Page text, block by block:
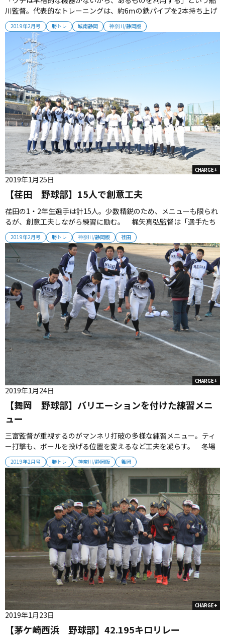
2019年2月号 勝トレ 城南静岡 神奈川/静岡版
川監督。代表的なトレーニングは、約6ｍの鉄パイプを2本持ち上げ
るもの。筋肉量がアップするだけでなく、バランス感覚も養うこと
ができる。短めの鉄パイプでは素振りも。その効果で全員のスイン
グが速くなっている。また、石柱を持って握力を鍛えるなど、工夫
を凝らしたトレーニ...
CHARGE+
2019年2月号 勝トレ 神奈川/静岡版 荏田
【荏田 野球部】15人で創意工夫
2019年1月25日
荏田の1・2年生選手は計15人。少数精鋭のため、メニューも限られ
るが、創意工夫しながら練習に励む。 梶矢真弘監督は「選手たち
の意見も聞きながら、勝つためにはどうするかを追求している」と
話す。選手のレベルに合わせた質の高い練習が、チーム強化につな
がっている。 2019年2月号掲載...
CHARGE+
2019年2月号 勝トレ 神奈川/静岡版 舞岡
【舞岡 野球部】バリエーションを付けた練習メニ
ュー
2019年1月24日
三富監督が重視するのがマンネリ打破の多様な練習メニュー。ティ
ー打撃も、ボールを投げる位置を変えるなど工夫を凝らす。 冬場
のランメニューも、長距離だけでなく短距離ダッシュを組み込むな
ど多種多様だ。三富監督は「それぞれが工夫しながら練習に取り組
んでほしい」と選手を見守る。 2019年2月号掲載...
CHARGE+
【茅ケ崎西浜 野球部】42.195キロリレー
2019年1月23日